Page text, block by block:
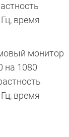
время
монитор
на 1080
время